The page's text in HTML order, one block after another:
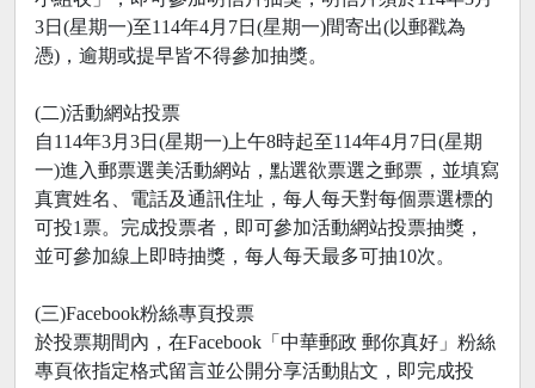
3日(星期一)至114年4月7日(星期一)間寄出(以郵戳為
憑)，逾期或提早皆不得參加抽獎。
(二)活動網站投票
自114年3月3日(星期一)上午8時起至114年4月7日(星期
一)進入郵票選美活動網站，點選欲票選之郵票，並填寫
真實姓名、電話及通訊住址，每人每天對每個票選標的
可投1票。完成投票者，即可參加活動網站投票抽獎，
並可參加線上即時抽獎，每人每天最多可抽10次。
(三)Facebook粉絲專頁投票
於投票期間內，在Facebook「中華郵政 郵你真好」粉絲
專頁依指定格式留言並公開分享活動貼文，即完成投